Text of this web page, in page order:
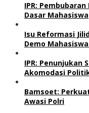
IPR:
Dasar Mahasiswa
Isu Reformasi
Demo
IPR: Penunjukan
Akomodasi
Bamsoet:
Awasi Polri